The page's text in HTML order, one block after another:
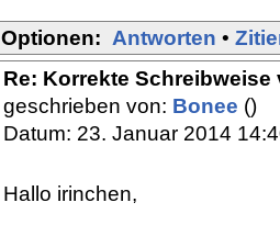
Optionen: Antworten •
Re: Korrekte Schreibweise
geschrieben von: Bonee ()
Datum: 23. Januar 2014
Hallo irinchen,